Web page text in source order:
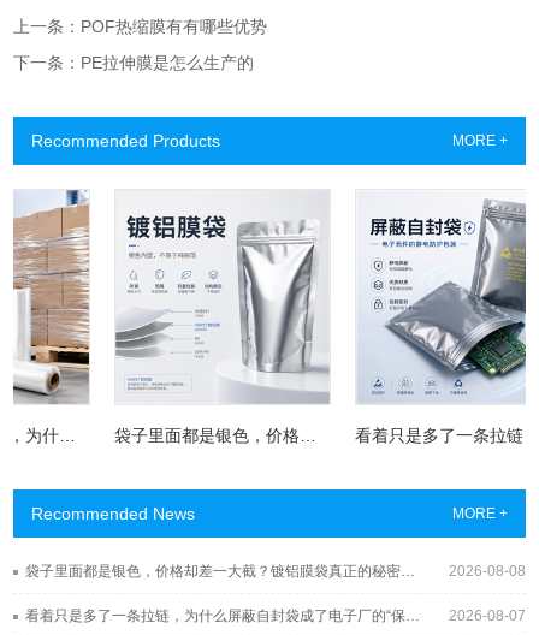
上一条：POF热缩膜有有哪些优势
下一条：PE拉伸膜是怎么生产的
Recommended Products MORE +
拉伸膜看着都一样，为什么有的缠两圈就散，有的能稳稳扛过长途运输？ 袋子里面都是银色，价格却差一大截？镀铝膜袋真正的秘密藏在这层“金属皮肤”里 看着只是多了一条拉链，为什么屏蔽自封袋成了电子厂的“保险柜”？
Recommended News MORE +
2026-08-08
2026-08-07